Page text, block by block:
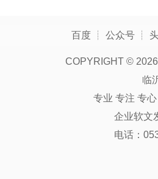
百度 ┊ 公众号 ┊
COPYRIGHT ©
临
专业 专注 专
企业软文
电话：